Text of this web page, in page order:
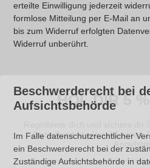
erteilte Einwilligung jederzeit
formlose Mitteilung per E-Mail an
bis zum Widerruf erfolgten
Widerruf unberührt.
Beschwerderecht bei
Aufsichtsbehörde
Im Falle datenschutzrechtlicher
ein Beschwerderecht bei der
Zuständige Aufsichtsbehörde in
HOL DIR 5
Registriere dich und sichere dir
Email